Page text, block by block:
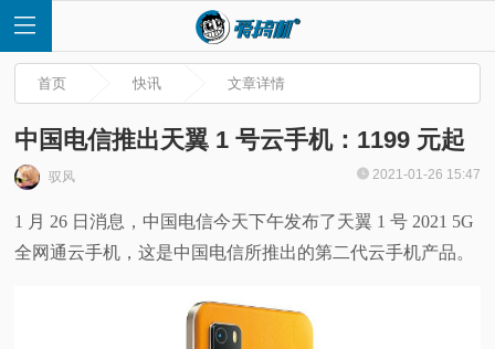
页
首页 快讯 文章详情
中国电信推出天翼 1 号云手机：1199 元起
驭风 2021-01-26 15:47
1 月 26 日消息，中国电信今天下午发布了天翼 1 号 2021 5G
全网通云手机，这是中国电信所推出的第二代云手机产品。